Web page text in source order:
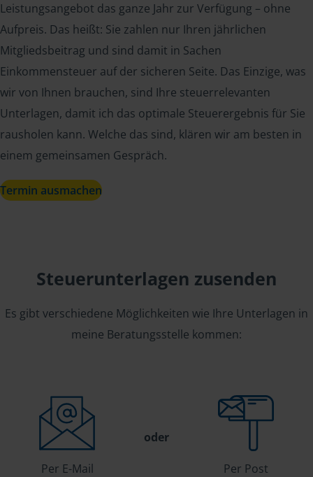
Leistungsangebot das ganze Jahr zur Verfügung – ohne
Aufpreis. Das heißt: Sie zahlen nur Ihren jährlichen
Mitgliedsbeitrag und sind damit in Sachen
Einkommensteuer auf der sicheren Seite. Das Einzige, was
wir von Ihnen brauchen, sind Ihre steuerrelevanten
Unterlagen, damit ich das optimale Steuerergebnis für Sie
rausholen kann. Welche das sind, klären wir am besten in
einem gemeinsamen Gespräch.
Termin ausmachen
Steuerunterlagen zusenden
Es gibt verschiedene Möglichkeiten wie Ihre Unterlagen in
meine Beratungsstelle kommen:
Per E-Mail
oder
Per Post